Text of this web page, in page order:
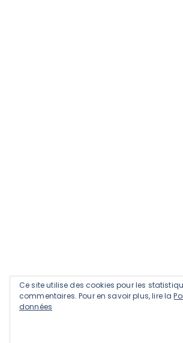
Ce site utilise des cookies pour les
commentaires. Pour en savoir plus, lire la
données